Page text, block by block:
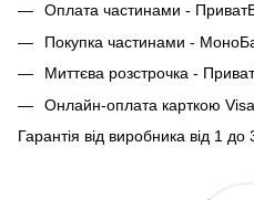
Оплата частинами -
Покупка частинами -
Миттєва розстрочка -
Онлайн-оплата карткою
Гарантія від виробника від 1 до